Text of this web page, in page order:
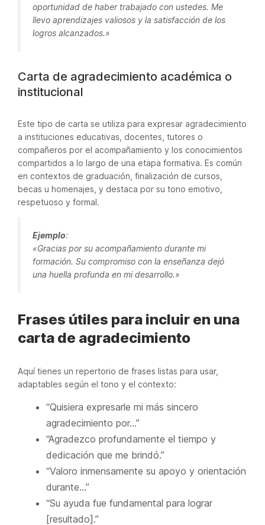
oportunidad de haber trabajado con ustedes. Me
llevo aprendizajes valiosos y la satisfacción de los
logros alcanzados.»
Carta de agradecimiento académica o
institucional
Este tipo de carta se utiliza para expresar agradecimiento
a instituciones educativas, docentes, tutores o
compañeros por el acompañamiento y los conocimientos
compartidos a lo largo de una etapa formativa. Es común
en contextos de graduación, finalización de cursos,
becas u homenajes, y destaca por su tono emotivo,
respetuoso y formal.
Ejemplo:
«Gracias por su acompañamiento durante mi
formación. Su compromiso con la enseñanza dejó
una huella profunda en mi desarrollo.»
Frases útiles para incluir en una
carta de agradecimiento
Aquí tienes un repertorio de frases listas para usar,
adaptables según el tono y el contexto:
“Quisiera expresarle mi más sincero
agradecimiento por…”
“Agradezco profundamente el tiempo y
dedicación que me brindó.”
“Valoro inmensamente su apoyo y orientación
durante…”
“Su ayuda fue fundamental para lograr
[resultado].”